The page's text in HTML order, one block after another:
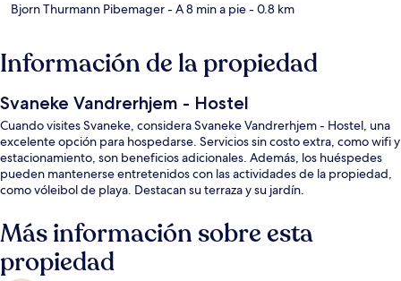
Bjorn Thurmann Pibemager- A 8 min a pie- 0.8 km
Información de la propiedad
Svaneke Vandrerhjem - Hostel
Cuando visites Svaneke, considera Svaneke Vandrerhjem - Hostel, una
excelente opción para hospedarse. Servicios sin costo extra, como wifi y
estacionamiento, son beneficios adicionales. Además, los huéspedes
pueden mantenerse entretenidos con las actividades de la propiedad,
como vóleibol de playa. Destacan su terraza y su jardín.
Más información sobre esta
propiedad